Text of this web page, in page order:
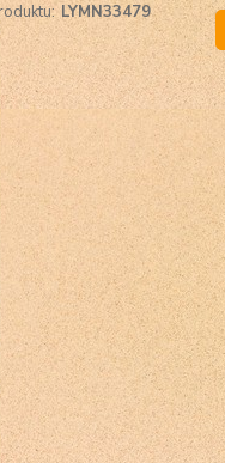
LYMN33479